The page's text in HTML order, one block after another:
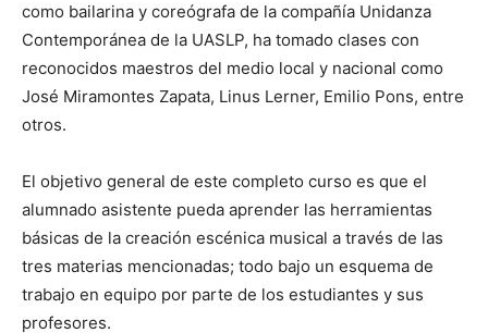
como bailarina y coreógrafa de la compañía Unidanza
Contemporánea de la UASLP, ha tomado clases con
reconocidos maestros del medio local y nacional como
José Miramontes Zapata, Linus Lerner, Emilio Pons, entre
otros.
El objetivo general de este completo curso es que el
alumnado asistente pueda aprender las herramientas
básicas de la creación escénica musical a través de las
tres materias mencionadas; todo bajo un esquema de
trabajo en equipo por parte de los estudiantes y sus
profesores.